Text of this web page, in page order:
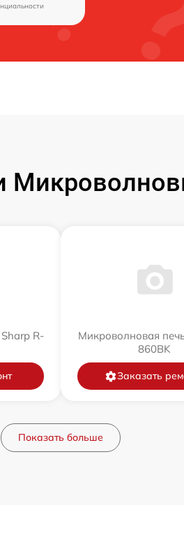
R-
Микроволновая
860BK
Заказать
Показать больше